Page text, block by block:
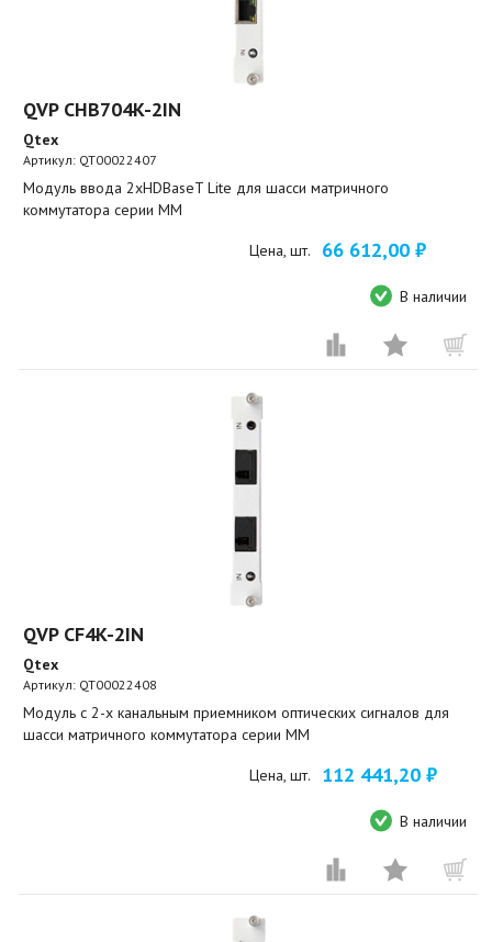
QVP CHB704K-2IN
Qtex
Артикул: QT00022407
Модуль ввода 2xHDBaseT Lite для шасси матричного
коммутатора серии MM
Цена, шт. 66 612,00 ₽
В наличии
QVP CF4K-2IN
Qtex
Артикул: QT00022408
Модуль с 2-х канальным приемником оптических сигналов для
шасси матричного коммутатора серии MM
Цена, шт. 112 441,20 ₽
В наличии